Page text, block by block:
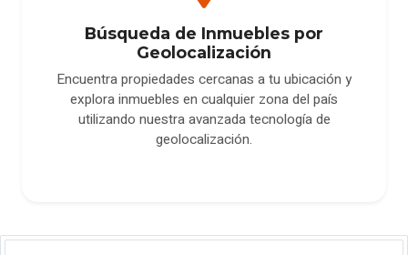
Búsqueda de Inmuebles por
Geolocalización
Encuentra propiedades cercanas a tu ubicación y
explora inmuebles en cualquier zona del país
utilizando nuestra avanzada tecnología de
geolocalización.